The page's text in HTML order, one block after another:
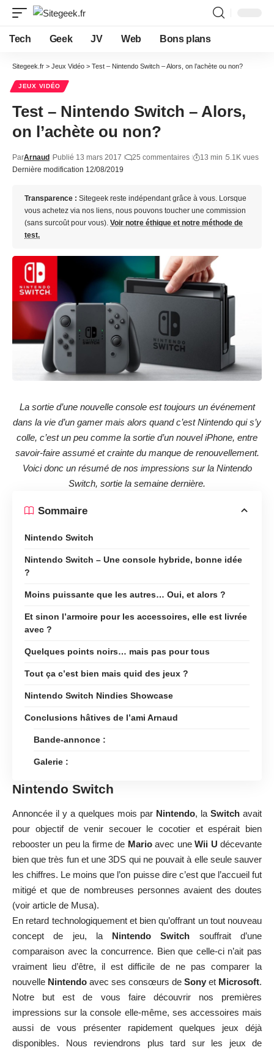
Tech Geek JV Web Bons plans
Sitegeek.fr > Jeux Vidéo > Test – Nintendo Switch – Alors, on l’achète ou non?
JEUX VIDÉO
Test – Nintendo Switch – Alors,
on l’achète ou non?
Dernière modification 12/08/2019
ParArnaud Publié 13 mars 2017 25 commentaires 13 min 5.1K vues
Transparence : Sitegeek reste indépendant grâce à vous. Lorsque
vous achetez via nos liens, nous pouvons toucher une commission
(sans surcoût pour vous). Voir notre éthique et notre méthode de
test.
La sortie d’une nouvelle console est toujours un événement
dans la vie d’un gamer mais alors quand c’est Nintendo qui s’y
colle, c’est un peu comme la sortie d’un nouvel iPhone, entre
savoir-faire assumé et crainte du manque de renouvellement.
Voici donc un résumé de nos impressions sur la Nintendo
Switch, sortie la semaine dernière.
Sommaire
Nintendo Switch
Nintendo Switch – Une console hybride, bonne idée
?
Moins puissante que les autres… Oui, et alors ?
Et sinon l’armoire pour les accessoires, elle est livrée
avec ?
Quelques points noirs… mais pas pour tous
Tout ça c’est bien mais quid des jeux ?
Nintendo Switch Nindies Showcase
Conclusions hâtives de l’ami Arnaud
Bande-annonce :
Galerie :
Nintendo Switch
Annoncée il y a quelques mois par Nintendo, la Switch avait
pour objectif de venir secouer le cocotier et espérait bien
rebooster un peu la firme de Marioavec uneWii U décevante
bien que très fun et une 3DS qui ne pouvait à elle seule sauver
les chiffres. Le moins que l’on puisse dire c’est que l’accueil fut
mitigé et que de nombreuses personnes avaient des doutes
(voir article de Musa).
En retard technologiquement et bien qu’offrant un tout nouveau
concept de jeu, la Nintendo Switch souffrait d’une
comparaison avec la concurrence. Bien que celle-ci n’ait pas
vraiment lieu d’être, il est difficile de ne pas comparer la
nouvelle Nintendo avec ses consœurs de Sony et Microsoft.
Notre but est de vous faire découvrir nos premières
impressions sur la console elle-même, ses accessoires mais
aussi de vous présenter rapidement quelques jeux déjà
disponibles. Nous reviendrons plus tard sur les jeux de